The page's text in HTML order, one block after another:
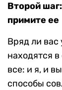
Второй
примите ее
Вряд ли вас
находятся
все: и я, и
способы